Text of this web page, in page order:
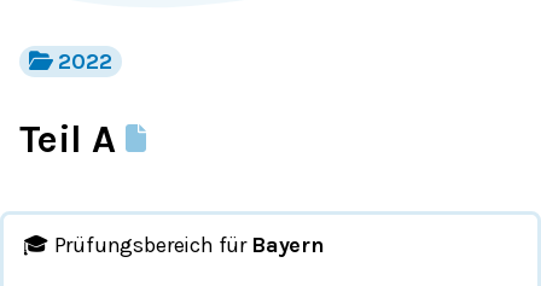
2022
Teil A
🎓 Prüfungsbereich für Bayern